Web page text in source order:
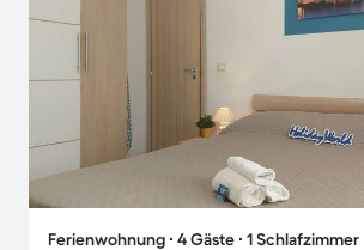
Ferienwohnung ∙ 4 Gäste ∙ 1 Schlafzimmer